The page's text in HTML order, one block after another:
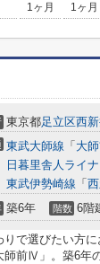
1ヶ月 1ヶ月
東京都足立区西
東武大師線 「 大
日暮里舎人ライ
東武伊勢崎線 「
築6年 階数 6階
りで選びたい方
師前Ⅳ」。築6年